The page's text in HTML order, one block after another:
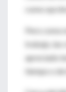
como
Pero como
trabajo, las
apreciado
tiempo o